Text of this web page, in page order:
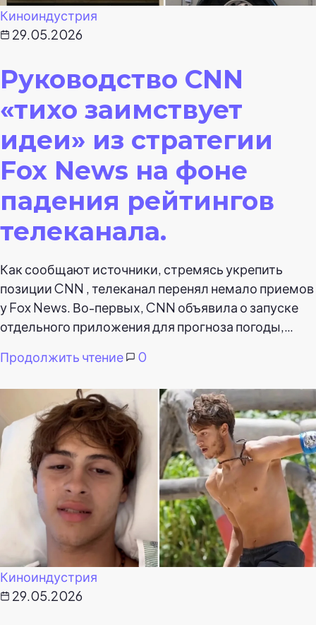
Киноиндустрия
29.05.2026
Руководство CNN
«тихо заимствует
идеи» из стратегии
Fox News на фоне
падения рейтингов
телеканала.
Как сообщают источники, стремясь укрепить
позиции CNN , телеканал перенял немало приемов
у Fox News. Во-первых, CNN объявила о запуске
отдельного приложения для прогноза погоды,…
Продолжить чтение
0
Киноиндустрия
29.05.2026